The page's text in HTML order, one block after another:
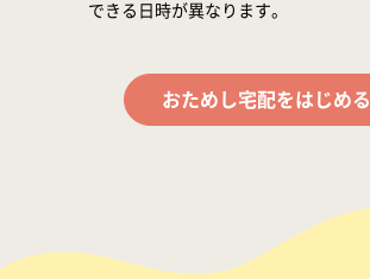
できる日時が異なります。
おためし宅配をはじめる